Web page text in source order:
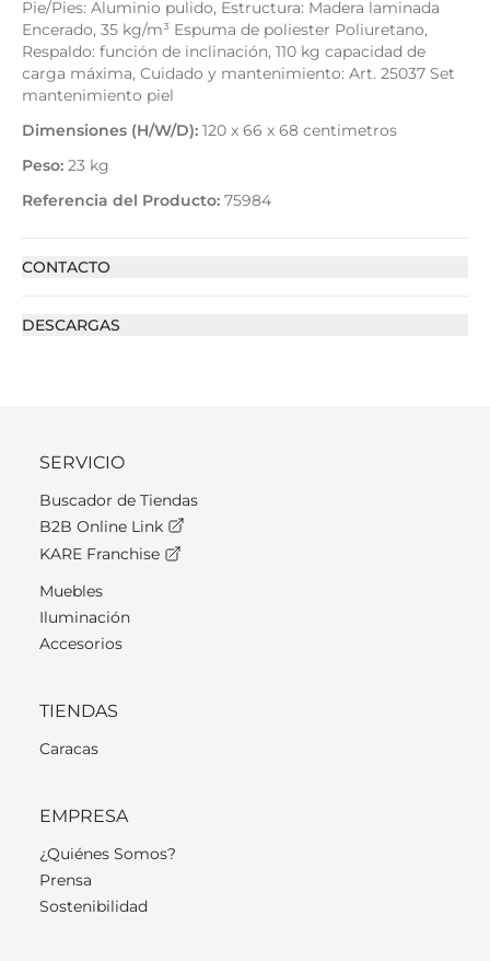
Pie/Pies: Aluminio pulido, Estructura: Madera laminada
Encerado, 35 kg/m³ Espuma de poliester Poliuretano,
Respaldo: función de inclinación, 110 kg capacidad de
carga máxima, Cuidado y mantenimiento: Art. 25037 Set
mantenimiento piel
Dimensiones (H/W/D): 120 x 66 x 68 centimetros
Peso: 23 kg
Referencia del Producto: 75984
CONTACTO
DESCARGAS
SERVICIO
Buscador de Tiendas
B2B Online Link
KARE Franchise
Muebles
Iluminación
Accesorios
TIENDAS
Caracas
EMPRESA
¿Quiénes Somos?
Prensa
Sostenibilidad